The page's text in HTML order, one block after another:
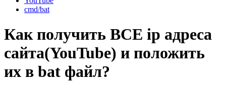
cmd/bat
Как получить ВСЕ ip адреса
сайта(YouTube) и положить
их в bat файл?